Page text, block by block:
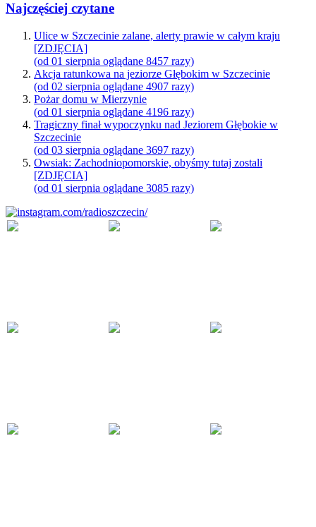
Najczęściej czytane
Ulice w Szczecinie zalane, alerty prawie w całym kraju
[ZDJĘCIA]
(od 01 sierpnia oglądane 8457 razy)
Akcja ratunkowa na jeziorze Głębokim w Szczecinie
(od 02 sierpnia oglądane 4907 razy)
Pożar domu w Mierzynie
(od 01 sierpnia oglądane 4196 razy)
Tragiczny finał wypoczynku nad Jeziorem Głębokie w
Szczecinie
(od 03 sierpnia oglądane 3697 razy)
Owsiak: Zachodniopomorskie, obyśmy tutaj zostali
[ZDJĘCIA]
(od 01 sierpnia oglądane 3085 razy)